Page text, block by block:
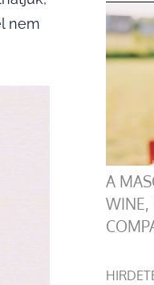
nem
A
WINE,